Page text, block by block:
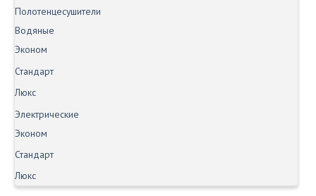
Полотенцесушители
Водяные
Эконом
Стандарт
Люкс
Электрические
Эконом
Стандарт
Люкс